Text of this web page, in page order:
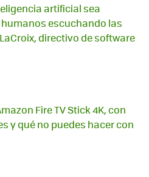
artificial sea
escuchando las
directivo de software
Fire TV Stick 4K, con
y qué no puedes hacer con